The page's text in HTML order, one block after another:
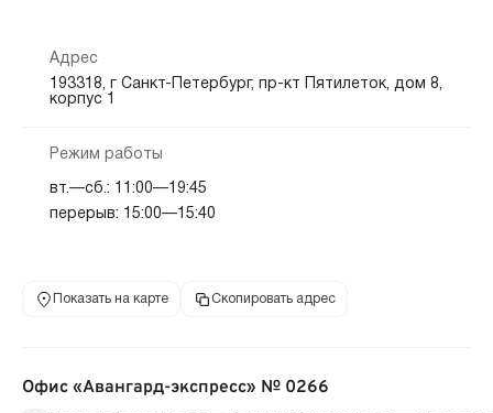
Адрес
193318, г Санкт-Петербург, пр-кт Пятилеток, дом 8,
корпус 1
Режим работы
вт.—сб.: 11:00—19:45
перерыв: 15:00—15:40
Показать на карте Скопировать адрес
Офис «Авангард-экспресс» № 0266